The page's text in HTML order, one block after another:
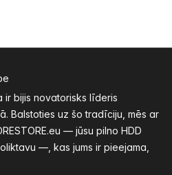
ir bijis novatorisks līderis
Balstoties uz šo tradīciju, mēs ar
— jūsu pilno HDD
—, kas jums ir pieejama,